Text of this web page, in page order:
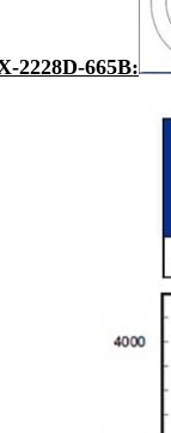
2228D-665B: